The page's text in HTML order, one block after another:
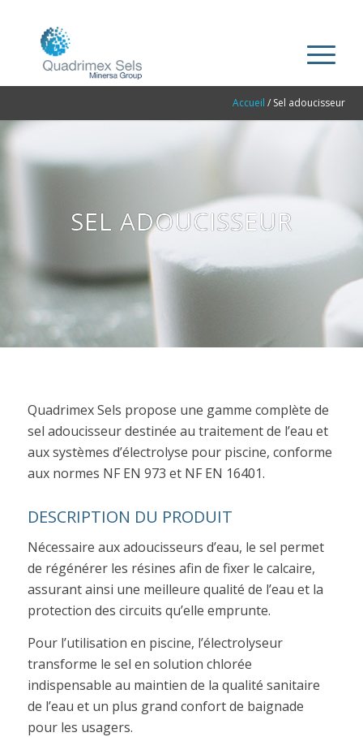
Accueil / Sel adoucisseur
SEL ADOUCISSEUR
Quadrimex Sels propose une gamme complète de
sel adoucisseur destinée au traitement de l’eau et
aux systèmes d’électrolyse pour piscine, conforme
aux normes NF EN 973 et NF EN 16401.
DESCRIPTION DU PRODUIT
Nécessaire aux adoucisseurs d’eau, le sel permet
de régénérer les résines afin de fixer le calcaire,
assurant ainsi une meilleure qualité de l’eau et la
protection des circuits qu’elle emprunte.
Pour l’utilisation en piscine, l’électrolyseur
transforme le sel en solution chlorée
indispensable au maintien de la qualité sanitaire
de l’eau et un plus grand confort de baignade
pour les usagers.